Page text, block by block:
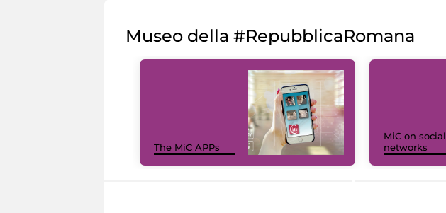
Museo della #RepubblicaRomana
The MiC APPs
MiC on social
networks